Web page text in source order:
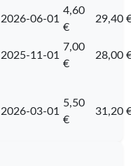
2026-06-01
4,60
€
29,40
2025-11-01
7,00
€
28,00
2026-03-01
5,50
€
31,20